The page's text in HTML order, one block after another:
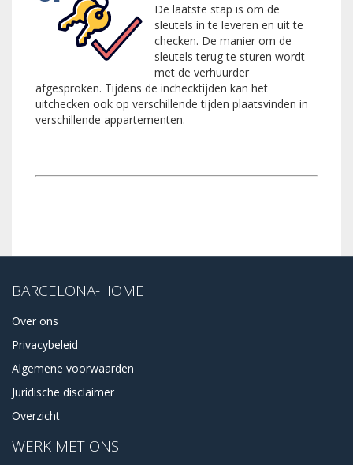
De laatste stap is om de
sleutels in te leveren en uit te
checken. De manier om de
sleutels terug te sturen wordt
met de verhuurder
afgesproken. Tijdens de inchecktijden kan het
uitchecken ook op verschillende tijden plaatsvinden in
verschillende appartementen.
BARCELONA-HOME
Over ons
Privacybeleid
Algemene voorwaarden
Juridische disclaimer
Overzicht
WERK MET ONS